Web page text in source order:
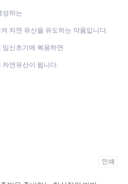
성하는
자연 유산을 유도하는 약품입니다.
신초기에 복용하면
연유산이 됩니다.
인쇄